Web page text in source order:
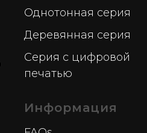
Однотонная серия
Деревянная серия
Серия с цифровой
печатью
Информация